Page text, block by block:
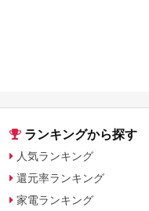
ランキングから探す
人気ランキング
還元率ランキング
家電ランキング